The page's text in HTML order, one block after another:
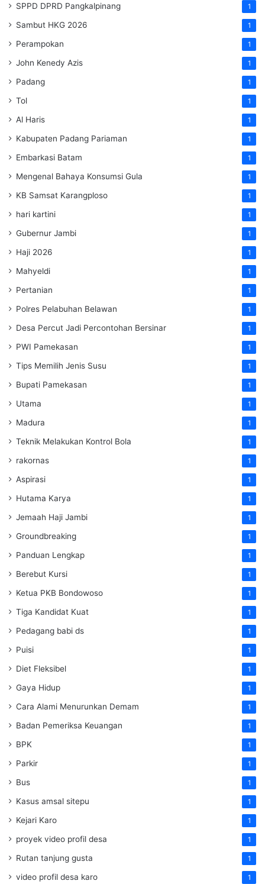
SPPD DPRD Pangkalpinang 1
Sambut HKG 2026 1
Perampokan 1
John Kenedy Azis 1
Padang 1
Tol 1
Al Haris 1
Kabupaten Padang Pariaman 1
Embarkasi Batam 1
Mengenal Bahaya Konsumsi Gula 1
KB Samsat Karangploso 1
hari kartini 1
Gubernur Jambi 1
Haji 2026 1
Mahyeldi 1
Pertanian 1
Polres Pelabuhan Belawan 1
Desa Percut Jadi Percontohan Bersinar 1
PWI Pamekasan 1
Tips Memilih Jenis Susu 1
Bupati Pamekasan 1
Utama 1
Madura 1
Teknik Melakukan Kontrol Bola 1
rakornas 1
Aspirasi 1
Hutama Karya 1
Jemaah Haji Jambi 1
Groundbreaking 1
Panduan Lengkap 1
Berebut Kursi 1
Ketua PKB Bondowoso 1
Tiga Kandidat Kuat 1
Pedagang babi ds 1
Puisi 1
Diet Fleksibel 1
Gaya Hidup 1
Cara Alami Menurunkan Demam 1
Badan Pemeriksa Keuangan 1
BPK 1
Parkir 1
Bus 1
Kasus amsal sitepu 1
Kejari Karo 1
proyek video profil desa 1
Rutan tanjung gusta 1
video profil desa karo 1